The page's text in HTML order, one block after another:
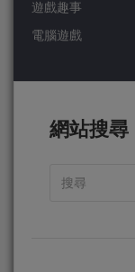
遊戲趣事
電腦遊戲
網站搜尋